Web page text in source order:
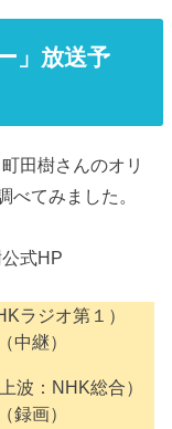
」放送予
田樹さんのオリ
べてみました。
式HP
ラジオ第１）
中継）
波：NHK総合）
録画）